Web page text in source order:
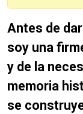
Antes de
soy una
y de la
memoria
se